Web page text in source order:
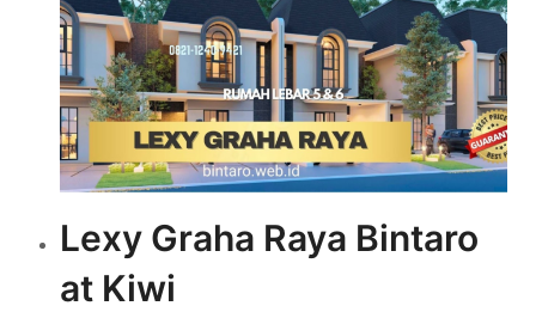
Lexy Graha Raya Bintaro
at Kiwi